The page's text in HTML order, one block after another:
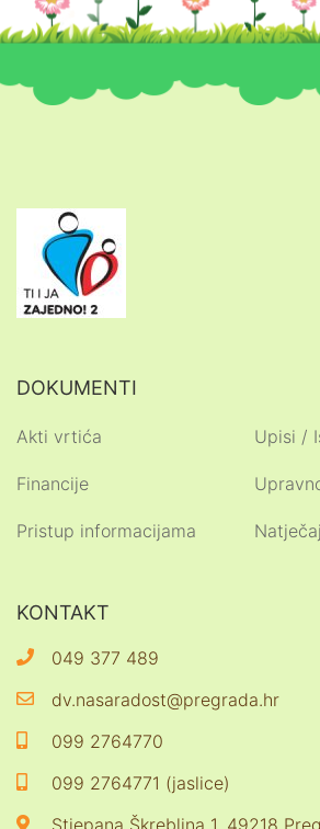
DOKUMENTI
Akti vrtića
Financije
Pristup informacijama
Upisi /
KONTAKT
049 377 489
dv.nasaradost@pregrada.hr
099 2764770
099 2764771 (jaslice)
Stjepana Škreblina 1, 49218